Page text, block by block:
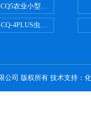
农业小型气象站
4PLUS虫情测报灯
公司 版权所有 技术支持：